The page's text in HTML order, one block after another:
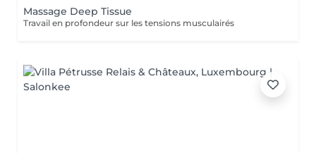
Massage Deep Tissue
Travail en profondeur sur les tensions musculairés